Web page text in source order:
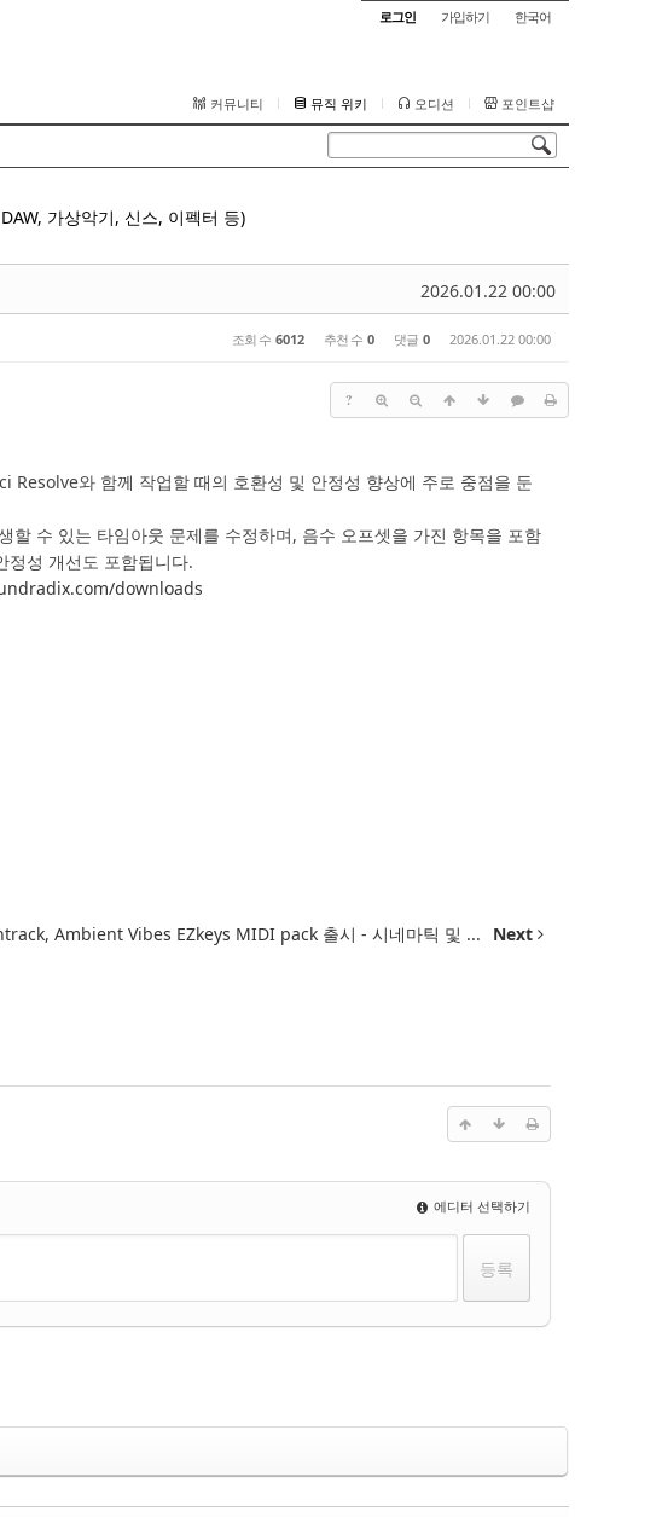
로그인 가입하기 한국어
커뮤니티 뮤직 위키 오디션 포인트샵
가상악기, 신스, 이펙터 등)
2026.01.22 00:00
조회 수 6012 추천 수 0 댓글 0 2026.01.22 00:00
?
Resolve와 함께 작업할 때의 호환성 및 안정성 향상에 주로 중점을 둔
수 있는 타임아웃 문제를 수정하며, 음수 오프셋을 가진 항목을 포함
정성 개선도 포함됩니다.
downloads
Ambient Vibes EZkeys MIDI pack 출시 - 시네마틱 및 ... Next
에디터 선택하기